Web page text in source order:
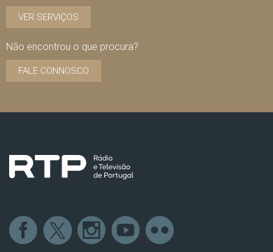
VER SERVIÇOS
Não encontrou o que procura?
FALE CONNOSCO